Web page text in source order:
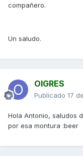
compañero.
Un saludo.
OIGRES
Publicado 17
Hola Antonio, saludos
por esa montura :beer